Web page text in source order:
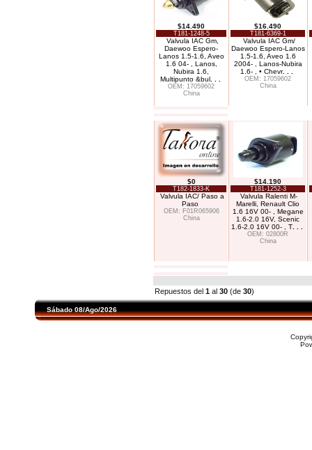
$14.490
T181-1248-5
Valvula IAC Gm,
Daewoo Espero-
Lanos 1.5-1.6, Aveo
1.6 04- , Lanos,
Nubira 1.6,
Multipunto &bul. . .
OEM: 17059602
China
$16.490
T181-6369-1
Valvula IAC Gm/
Daewoo Espero-Lanos
1.5-1.6, Aveo 1.6
2004- , Lanos-Nubira
1.6- , • Chevr. . .
OEM: 17059602
China
$0
T182-1833-K
Valvula IAC/ Paso a
Paso
OEM: F01R065906
China
$14.190
T181-1252-3
Valvula Ralenti M-
Marelli, Renault Clio
1.6 16V 00- , Megane
1.6-2.0 16V, Scenic
1.6-2.0 16V 00- , T. . .
OEM: 02800R
China
Repuestos del 1 al 30 (de 30)
Sábado 08/Ago/2026